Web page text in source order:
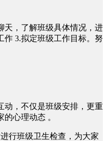
天，了解班级具体情况，进
作 3.拟定班级工作目标。努
动，不仅是班级安排，更重
心理动态 。
行班级卫生检查，为大家